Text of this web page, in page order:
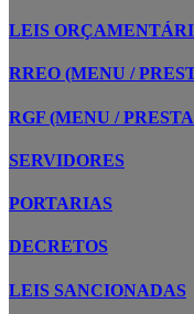
LEIS
RREO (MENU /
RGF (MENU /
SERVIDORES
PORTARIAS
DECRETOS
LEIS SANCIONADAS